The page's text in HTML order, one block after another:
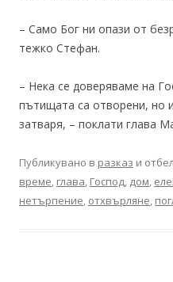
– Само Бог ни опази от
тежко Стефан.
– Нека се доверяваме на
пътищата са отворени, но
затваря, – поклати глава
Публикувано в разказ и
време, глава, Господ, дом,
нетърпение, отхвърляне,